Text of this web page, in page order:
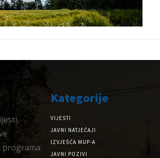
programa
Kategorije
VIJESTI
JAVNI NATJEČAJI
IZVJEŠĆA MUP-A
JAVNI POZIVI